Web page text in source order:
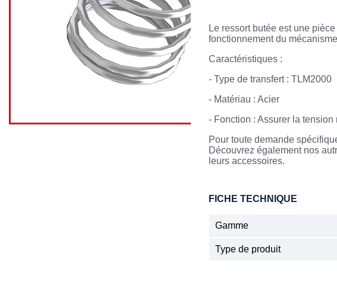
Le ressort butée est une
fonctionnement du
Caractéristiques :
- Type de transfert : TLM2000
- Matériau : Acier
- Fonction : Assurer la
Pour toute demande
Découvrez également nos
leurs accessoires.
FICHE TECHNIQUE
Gamme
Type de produit